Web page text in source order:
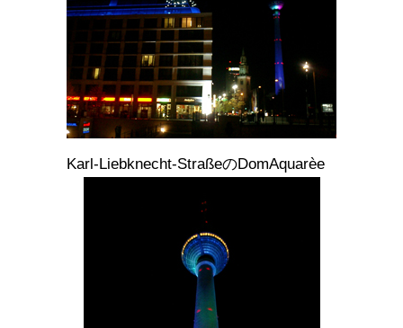
Karl-Liebknecht-StraßeのDomAquarèe